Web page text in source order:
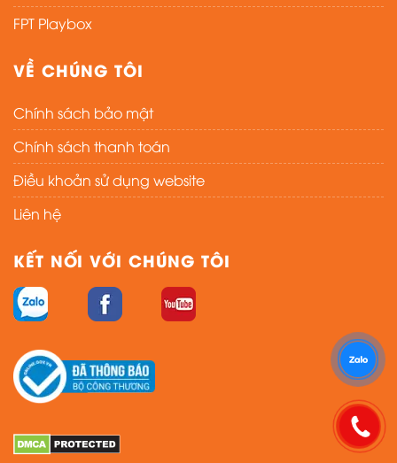
FPT Playbox
VỀ CHÚNG TÔI
Chính sách bảo mật
Chính sách thanh toán
Điều khoản sử dụng website
Liên hệ
KẾT NỐI VỚI CHÚNG TÔI